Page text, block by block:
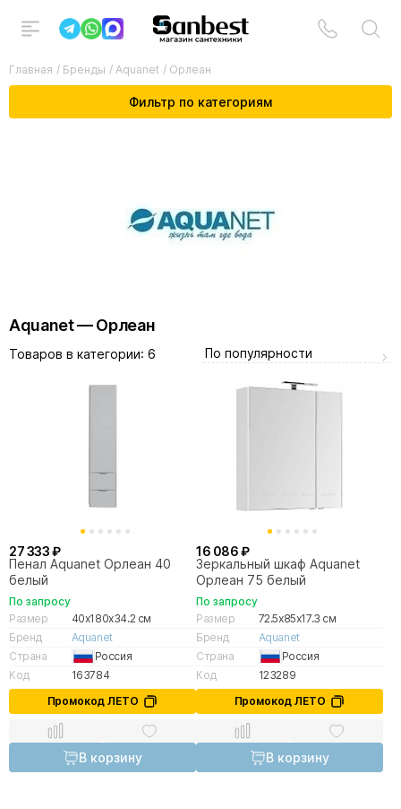
Главная / Бренды / Aquanet / Орлеан
Фильтр по категориям
Aquanet — Орлеан
Товаров в категории: 6 По популярности
27 333 ₽
Пенал Aquanet Орлеан 40
белый
По запросу
Размер
40x180x34.2 см
Бренд
Aquanet
Страна
Россия
Код
163784
Промокод ЛЕТО
В корзину
16 086 ₽
Зеркальный шкаф Aquanet
Орлеан 75 белый
По запросу
Размер
72.5x85x17.3 см
Бренд
Aquanet
Страна
Россия
Код
123289
Промокод ЛЕТО
В корзину